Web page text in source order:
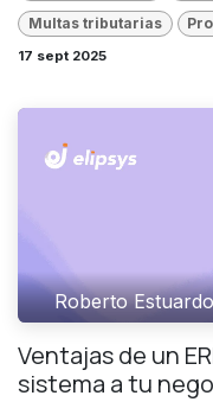
Multas tributarias
17 sept 2025
Roberto
Ventajas de un
sistema a tu